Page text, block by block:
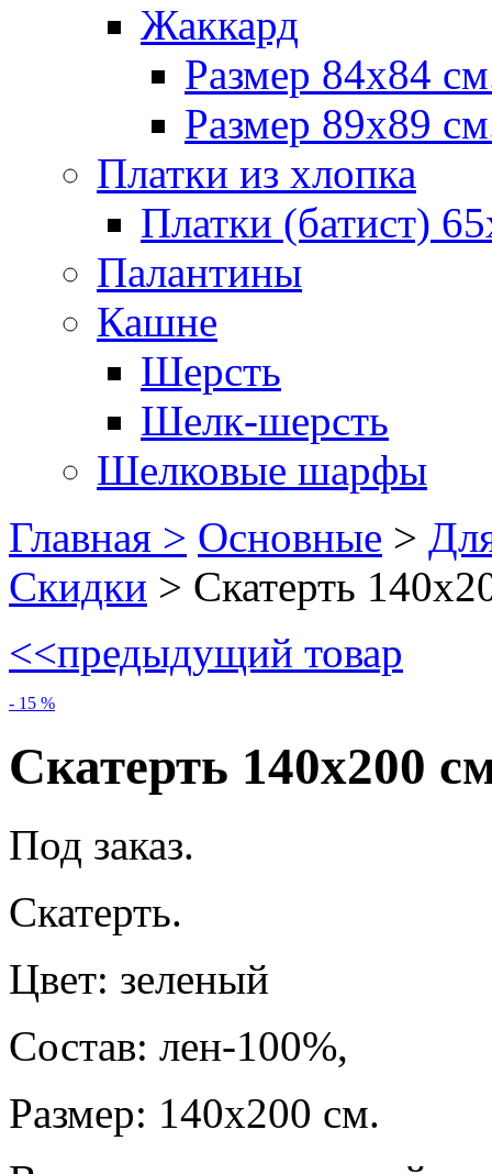
Жаккард
Размер 84х84
Размер 89х89
Платки из хлопка
Платки (батист)
Палантины
Кашне
Шерсть
Шелк-шерсть
Шелковые шарфы
Главная > Основные >
Скидки > Скатерть
<<предыдущий товар
- 15 %
Скатерть 140х200
Под заказ.
Скатерть.
Цвет: зеленый
Состав: лен-100%,
Размер: 140х200 см.